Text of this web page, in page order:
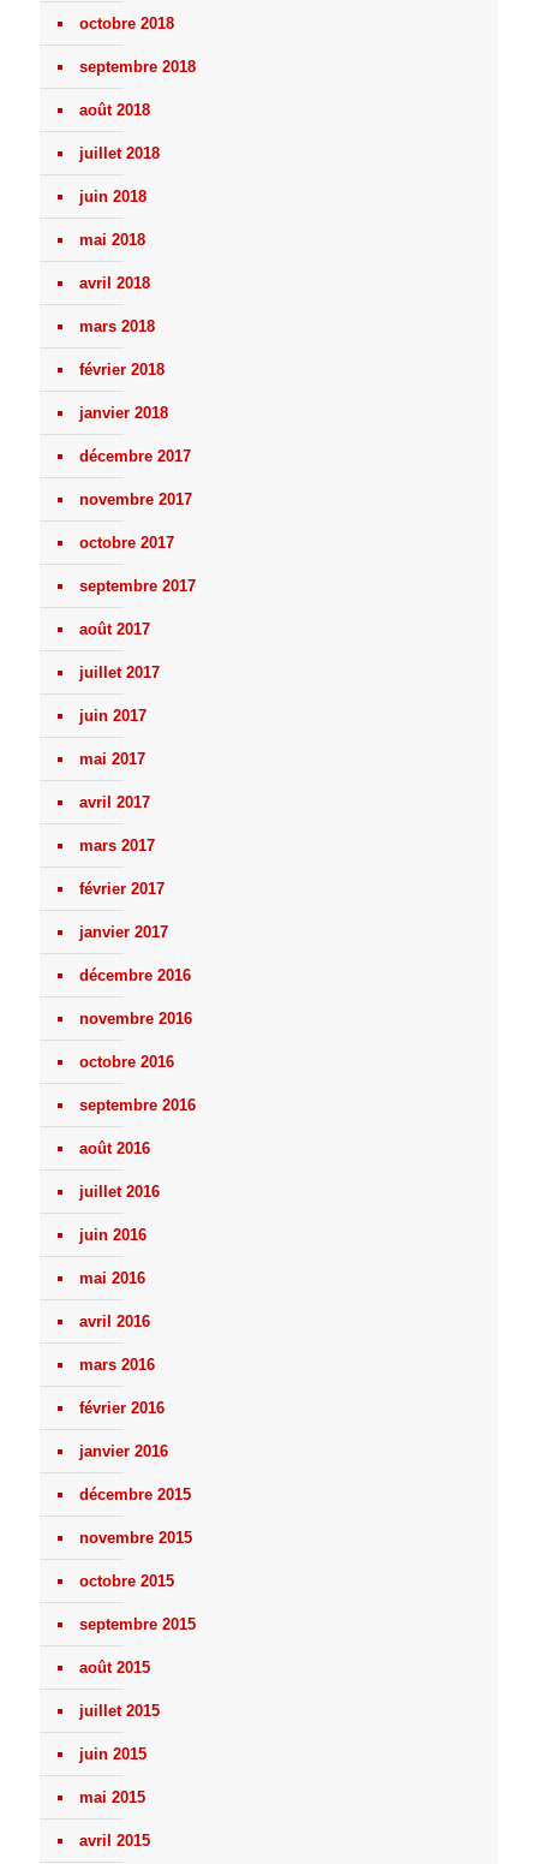
octobre 2018
septembre 2018
août 2018
juillet 2018
juin 2018
mai 2018
avril 2018
mars 2018
février 2018
janvier 2018
décembre 2017
novembre 2017
octobre 2017
septembre 2017
août 2017
juillet 2017
juin 2017
mai 2017
avril 2017
mars 2017
février 2017
janvier 2017
décembre 2016
novembre 2016
octobre 2016
septembre 2016
août 2016
juillet 2016
juin 2016
mai 2016
avril 2016
mars 2016
février 2016
janvier 2016
décembre 2015
novembre 2015
octobre 2015
septembre 2015
août 2015
juillet 2015
juin 2015
mai 2015
avril 2015